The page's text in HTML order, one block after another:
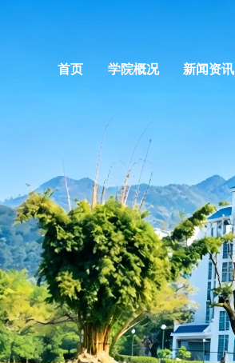
首页 学院概况 新闻资讯